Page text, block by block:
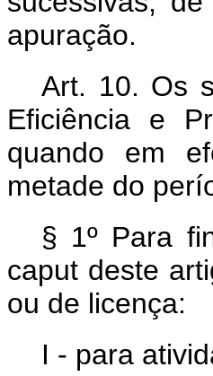
apuração.
Art. 10. Os
Eficiência e
quando em
metade do
§ 1º Para
caput deste
ou de licença:
I - para